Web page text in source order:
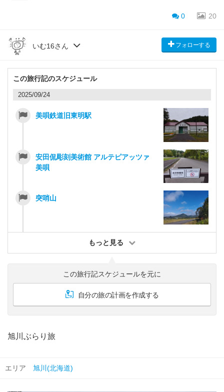
0 20
いむ16さん フォローする
この旅行記のスケジュール
2025/09/24
美唄鉄道旧東明駅
安田侃彫刻美術館 アルテピアッツァ
美唄
突哨山
もっと見る
この旅行記スケジュールを元に
自分の旅の計画を作成する
旭川ぶらり旅
エリア 旭川(北海道)